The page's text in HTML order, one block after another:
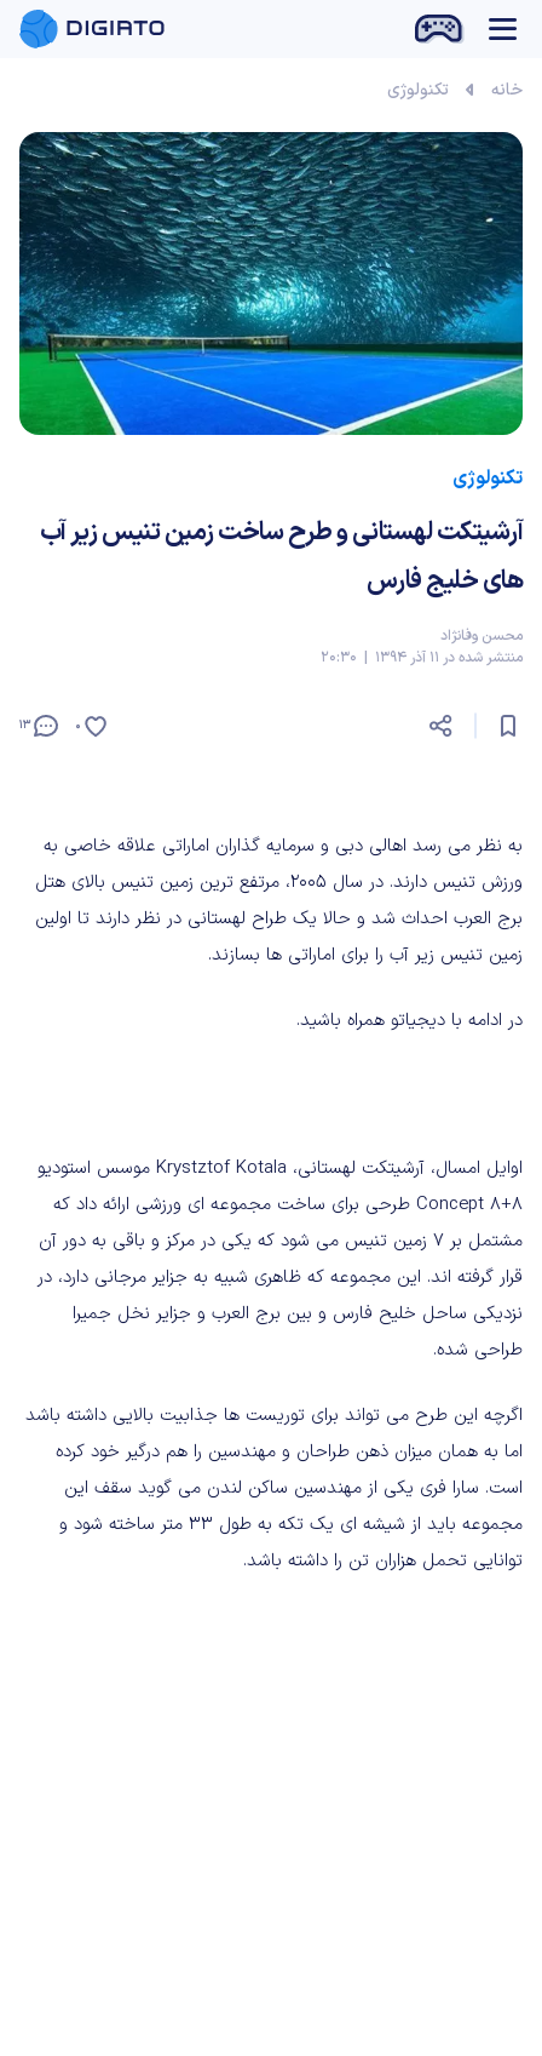
بازی آنلاین
خانه تکنولوژی
تکنولوژی
آرشیتکت لهستانی و طرح ساخت زمین تنیس زیر آب
های خلیج فارس
محسن وفانژاد
منتشر شده در 11 آذر 1394 | 20:30
13 0
به نظر می رسد اهالی دبی و سرمایه گذاران اماراتی علاقه خاصی به
ورزش تنیس دارند. در سال 2005، مرتفع ترین زمین تنیس بالای هتل
برج العرب احداث شد و حالا یک طراح لهستانی در نظر دارند تا اولین
زمین تنیس زیر آب را برای اماراتی ها بسازند.
در ادامه با دیجیاتو همراه باشید.
اوایل امسال، آرشیتکت لهستانی، Krystztof Kotala موسس استودیو
Concept 8+8 طرحی برای ساخت مجموعه ای ورزشی ارائه داد که
مشتمل بر 7 زمین تنیس می شود که یکی در مرکز و باقی به دور آن
قرار گرفته اند. این مجموعه که ظاهری شبیه به جزایر مرجانی دارد، در
نزدیکی ساحل خلیح فارس و بین برج العرب و جزایر نخل جمیرا
طراحی شده.
اگرچه این طرح می تواند برای توریست ها جذابیت بالایی داشته باشد
اما به همان میزان ذهن طراحان و مهندسین را هم درگیر خود کرده
است. سارا فری یکی از مهندسین ساکن لندن می گوید سقف این
مجموعه باید از شیشه ای یک تکه به طول 33 متر ساخته شود و
توانایی تحمل هزاران تن را داشته باشد.